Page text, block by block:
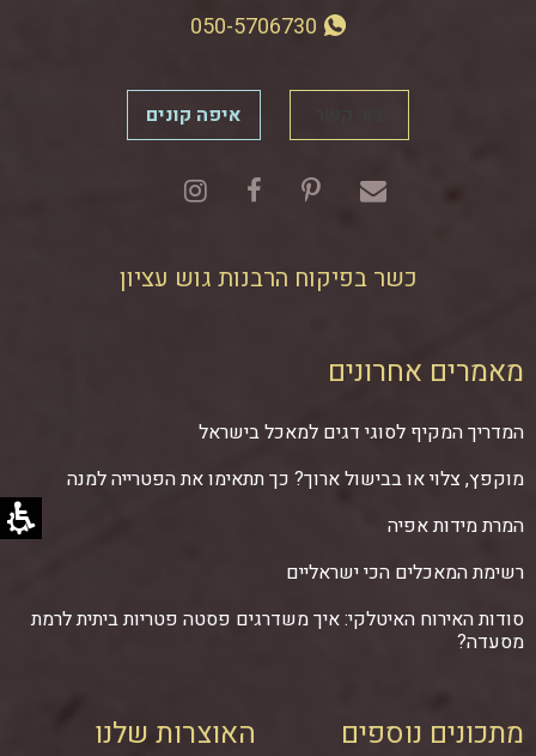
איפה קונים
כשר בפיקוח הרבנות גוש עציון
מאמרים אחרונים
המדריך המקיף לסוגי דגים למאכל בישראל
מוקפץ, צלוי או בבישול ארוך? כך תתאימו את הפטרייה למנה
המרת מידות אפיה
רשימת המאכלים הכי ישראליים
סודות האירוח האיטלקי: איך משדרגים פסטה פטריות ביתית לרמת
מסעדה?
מתכונים נוספים האוצרות שלנו